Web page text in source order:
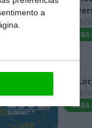
a
14/10/
3.º
07/10/
SAIBA